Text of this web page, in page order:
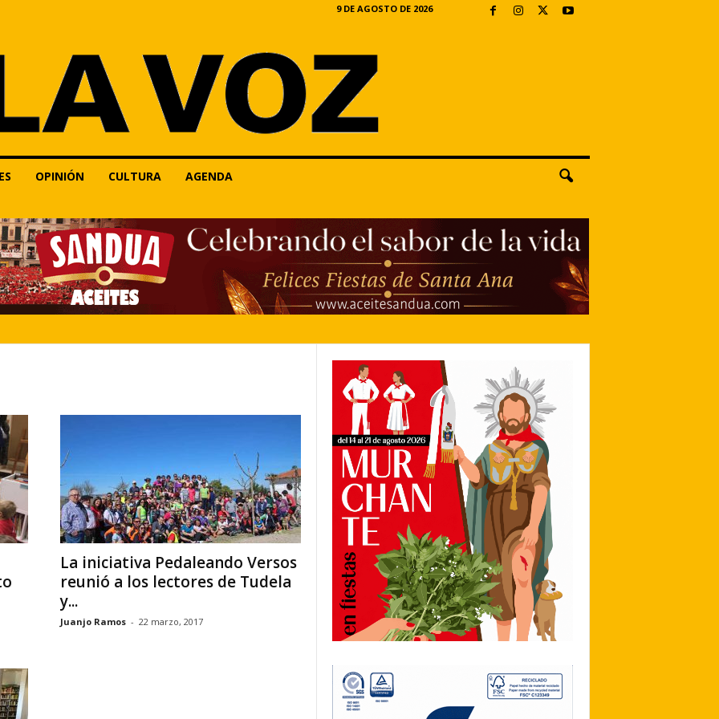
9 DE AGOSTO DE 2026
OPINIÓN CULTURA AGENDA
La iniciativa Pedaleando Versos
reunió a los lectores de Tudela
y...
Juanjo Ramos - 22 marzo, 2017